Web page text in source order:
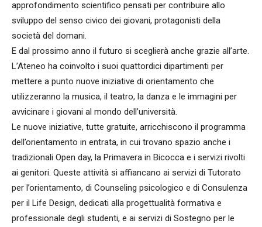
approfondimento scientifico pensati per contribuire allo
sviluppo del senso civico dei giovani, protagonisti della
società del domani.
E dal prossimo anno il futuro si sceglierà anche grazie all’arte.
L’Ateneo ha coinvolto i suoi quattordici dipartimenti per
mettere a punto nuove iniziative di orientamento che
utilizzeranno la musica, il teatro, la danza e le immagini per
avvicinare i giovani al mondo dell’università.
Le nuove iniziative, tutte gratuite, arricchiscono il programma
dell’orientamento in entrata, in cui trovano spazio anche i
tradizionali Open day, la Primavera in Bicocca e i servizi rivolti
ai genitori. Queste attività si affiancano ai servizi di Tutorato
per l’orientamento, di Counseling psicologico e di Consulenza
per il Life Design, dedicati alla progettualità formativa e
professionale degli studenti, e ai servizi di Sostegno per le